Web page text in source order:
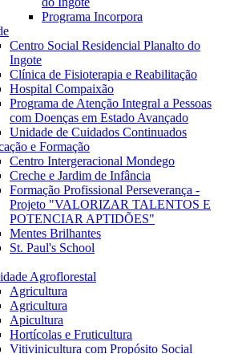
Programa Incorpora
Centro Social Residencial Planalto do
Ingote
Clínica de Fisioterapia e Reabilitação
Hospital Compaixão
Programa de Atenção Integral a Pessoas
com Doenças em Estado Avançado
Unidade de Cuidados Continuados
e Formação
Centro Intergeracional Mondego
Creche e Jardim de Infância
Formação Profissional Perseverança -
Projeto "VALORIZAR TALENTOS E
POTENCIAR APTIDÕES"
Mentes Brilhantes
St. Paul's School
Agroflorestal
Agricultura
Agricultura
Apicultura
Hortícolas e Fruticultura
Vitivinicultura com Propósito Social